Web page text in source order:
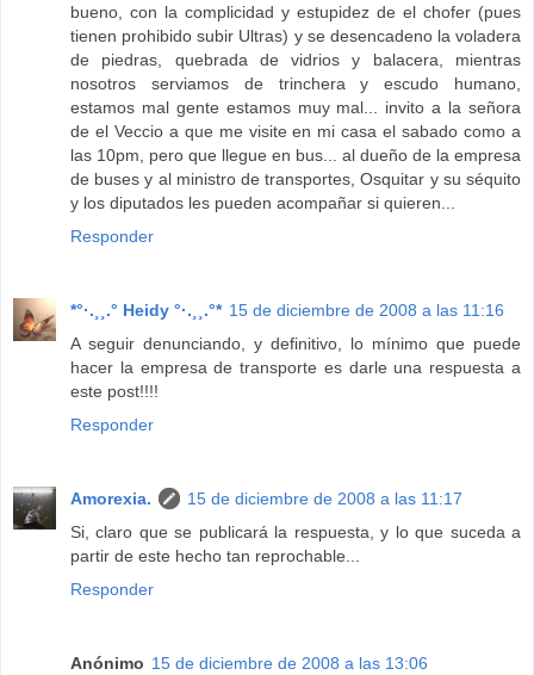
bueno, con la complicidad y estupidez de el chofer (pues
tienen prohibido subir Ultras) y se desencadeno la voladera
de piedras, quebrada de vidrios y balacera, mientras
nosotros serviamos de trinchera y escudo humano,
estamos mal gente estamos muy mal... invito a la señora
de el Veccio a que me visite en mi casa el sabado como a
las 10pm, pero que llegue en bus... al dueño de la empresa
de buses y al ministro de transportes, Osquitar y su séquito
y los diputados les pueden acompañar si quieren...
Responder
*°·.¸¸.° Heidy °·.¸¸.°* 15 de diciembre de 2008 a las 11:16
A seguir denunciando, y definitivo, lo mínimo que puede
hacer la empresa de transporte es darle una respuesta a
este post!!!!
Responder
Amorexia.
15 de diciembre de 2008 a las 11:17
Si, claro que se publicará la respuesta, y lo que suceda a
partir de este hecho tan reprochable...
Responder
Anónimo 15 de diciembre de 2008 a las 13:06